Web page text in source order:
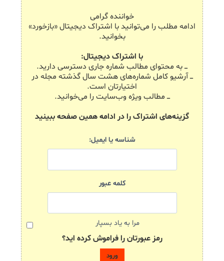
خواننده گرامی
ادامه مطلب را می‌توانید با اشتراک دیجیتال «بازخورد»
بخوانید.
با اشتراک دیجیتال:
ـــ به محتوای مطالب شماره جاری دسترسی دارید.
ـــ آرشیو کامل شماره‌های هشت سال گذشته مجله در
اختیارتان است.
ـــ مطالب ویژه وب‌سایت را می‌خوانید.
گزینه‌های اشتراک را در ادامه همین صفحه ببینید
شناسه یا ایمیل:
کلمه عبور
مرا به یاد بسپار
رمز عبورتان را فراموش کرده اید؟